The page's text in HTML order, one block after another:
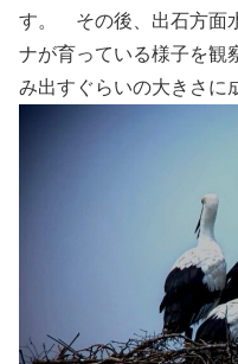
す。 その後、出石方面
ナが育っている様子を観
み出すぐらいの大きさに